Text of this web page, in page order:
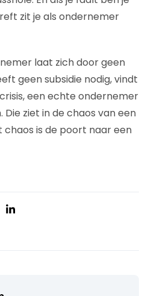
zit je als ondernemer
laat zich door geen
geen subsidie nodig, vindt
een echte ondernemer
ziet in de chaos van een
chaos is de poort naar een